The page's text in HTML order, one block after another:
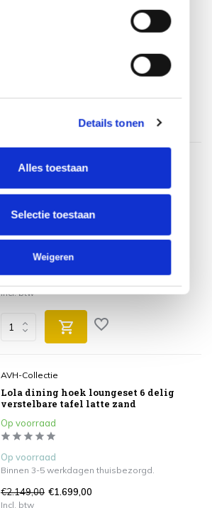
Details tonen
Alles toestaan
Selectie toestaan
Weigeren
AVH-Collectie
loungeset 4 delig verstelbaar latte
Op voorraad
Binnen 3-5 werkdagen thuisbezorgd.
Incl. btw
AVH-Collectie
Lola dining hoek loungeset 6 delig
verstelbare tafel latte zand
Op voorraad
Op voorraad
Binnen 3-5 werkdagen thuisbezorgd.
€2.149,00 €1.699,00
Incl. btw